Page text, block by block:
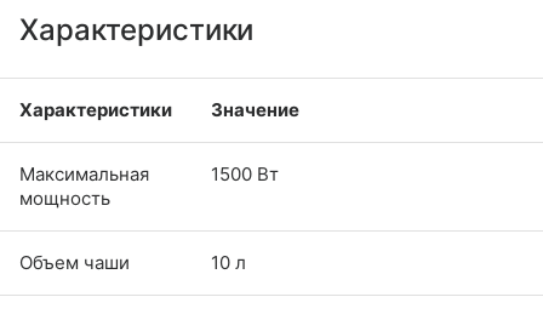
Характеристики
Характеристики Значение
Максимальная
мощность
1500 Вт
Объем чаши 10 л